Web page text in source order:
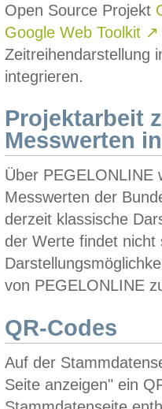
Open Source Projekt
Google Web Toolkit ↗
Zeitreihendarstellung
integrieren.
Projektarbeit
Messwerten
Über PEGELONLINE
Messwerten der
derzeit klassische
der Werte findet
von PEGELONLINE
QR-Codes
Auf der
Seite anzeigen" ein